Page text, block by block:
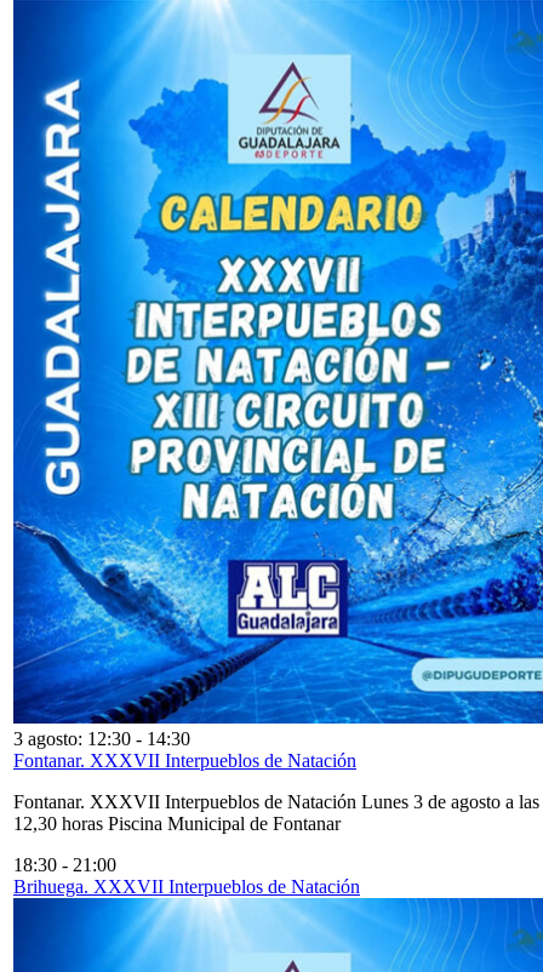
3 agosto: 12:30 - 14:30
Fontanar. XXXVII Interpueblos de Natación
Fontanar. XXXVII Interpueblos de Natación Lunes 3 de agosto a las
12,30 horas Piscina Municipal de Fontanar
18:30 - 21:00
Brihuega. XXXVII Interpueblos de Natación